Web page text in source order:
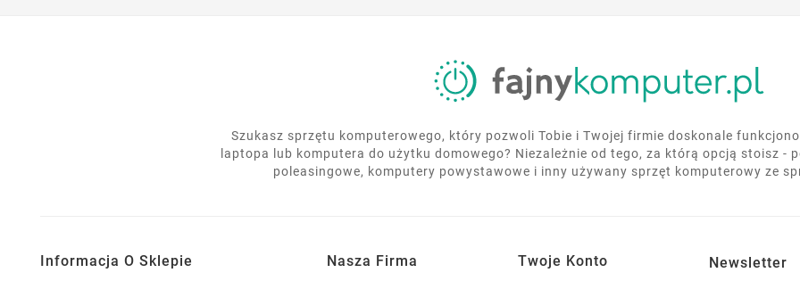
Szukasz sprzętu komputerowego, który pozwoli Tobie i Twojej firmie doskonale
laptopa lub komputera do użytku domowego? Niezależnie od tego, za którą opcją stoisz -
poleasingowe, komputery powystawowe i inny używany sprzęt komputerowy ze
Informacja O Sklepie Nasza Firma Twoje Konto Newsletter